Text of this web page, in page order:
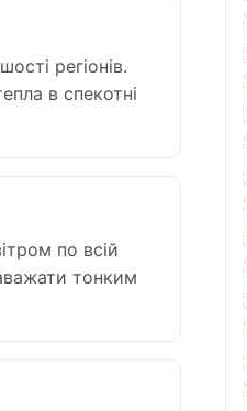
регіонів.
в спекотні
по всій
тонким